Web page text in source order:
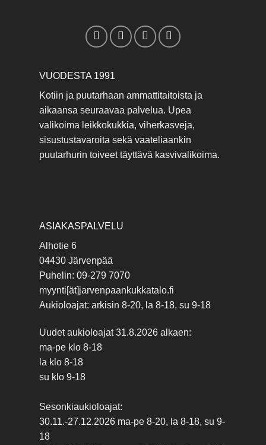
VUODESTA 1991
Kotiin ja puutarhaan ammattitaitoista ja
aikaansa seuraavaa palvelua. Upea
valikoima leikkokukkia, viherkasveja,
sisustustavaroita sekä vaateliaankin
puutarhurin toiveet täyttävä kasvivalikoima.
ASIAKASPALVELU
Alhotie 6
04430 Järvenpää
Puhelin: 09-279 7070
myynti[ät]jarvenpaankukkatalo.fi
Aukioloajat: arkisin 8-20, la 8-18, su 9-18
Uudet aukioloajat 31.8.2026 alkaen:
ma-pe klo 8-18
la klo 8-18
su klo 9-18
Sesonkiaukioloajat:
30.11.-27.12.2026 ma-pe 8-20, la 8-18, su 9-
18